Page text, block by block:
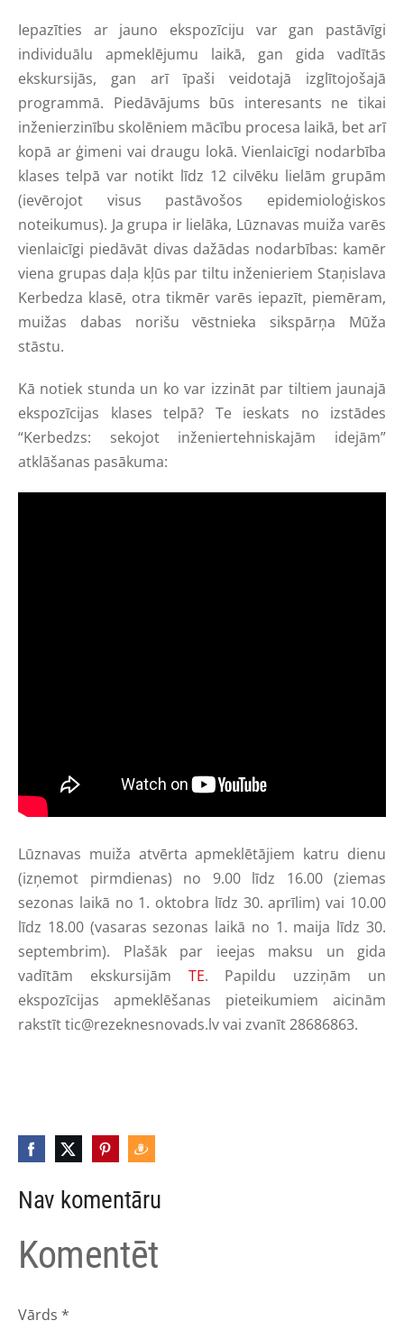
Iepazīties ar jauno ekspozīciju var gan pastāvīgi
individuālu apmeklējumu laikā, gan gida vadītās
ekskursijās, gan arī īpaši veidotajā izglītojošajā
programmā. Piedāvājums būs interesants ne tikai
inženierzinību skolēniem mācību procesa laikā, bet arī
kopā ar ģimeni vai draugu lokā. Vienlaicīgi nodarbība
klases telpā var notikt līdz 12 cilvēku lielām grupām
(ievērojot visus pastāvošos epidemioloģiskos
noteikumus). Ja grupa ir lielāka, Lūznavas muiža varēs
vienlaicīgi piedāvāt divas dažādas nodarbības: kamēr
viena grupas daļa kļūs par tiltu inženieriem Staņislava
Kerbedza klasē, otra tikmēr varēs iepazīt, piemēram,
muižas dabas norišu vēstnieka sikspārņa Mūža
stāstu.
Kā notiek stunda un ko var izzināt par tiltiem jaunajā
ekspozīcijas klases telpā? Te ieskats no izstādes
“Kerbedzs: sekojot inženiertehniskajām idejām”
atklāšanas pasākuma:
Lūznavas muiža atvērta apmeklētājiem katru dienu
(izņemot pirmdienas) no 9.00 līdz 16.00 (ziemas
sezonas laikā no 1. oktobra līdz 30. aprīlim) vai 10.00
līdz 18.00 (vasaras sezonas laikā no 1. maija līdz 30.
septembrim). Plašāk par ieejas maksu un gida
vadītām ekskursijām TE. Papildu uzziņām un
ekspozīcijas apmeklēšanas pieteikumiem aicinām
rakstīttic@rezeknesnovads.lvvai zvanīt 28686863.
Nav komentāru
Komentēt
Vārds *